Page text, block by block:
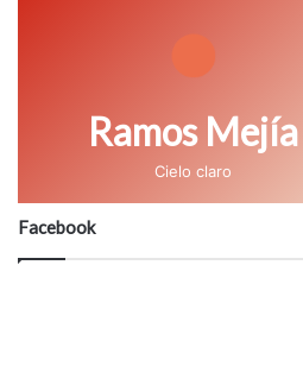
Ramos Mejía
Cielo claro
Facebook